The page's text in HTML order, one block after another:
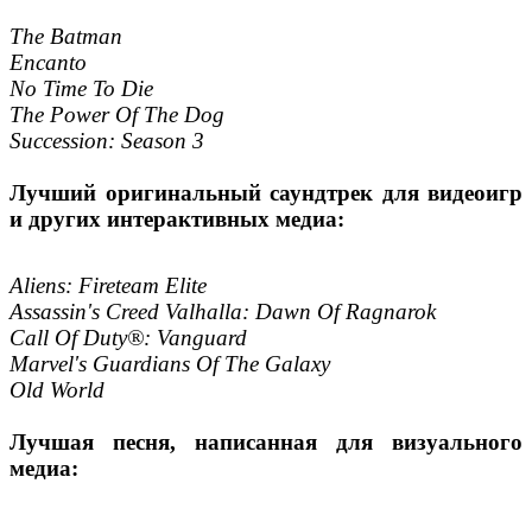
The Batman
Encanto
No Time To Die
The Power Of The Dog
Succession: Season 3
Лучший оригинальный саундтрек для видеоигр
и других интерактивных медиа:
Aliens: Fireteam Elite
Assassin's Creed Valhalla: Dawn Of Ragnarok
Call Of Duty®: Vanguard
Marvel's Guardians Of The Galaxy
Old World
Лучшая песня, написанная для визуального
медиа: